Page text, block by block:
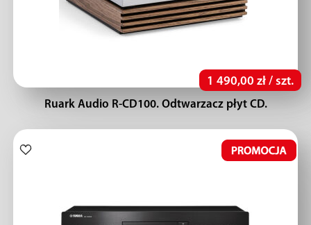
1 490,00 zł / szt.
Ruark Audio R-CD100. Odtwarzacz płyt CD.